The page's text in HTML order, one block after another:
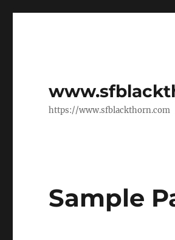
https://www.sfblackthorn.com
Sample